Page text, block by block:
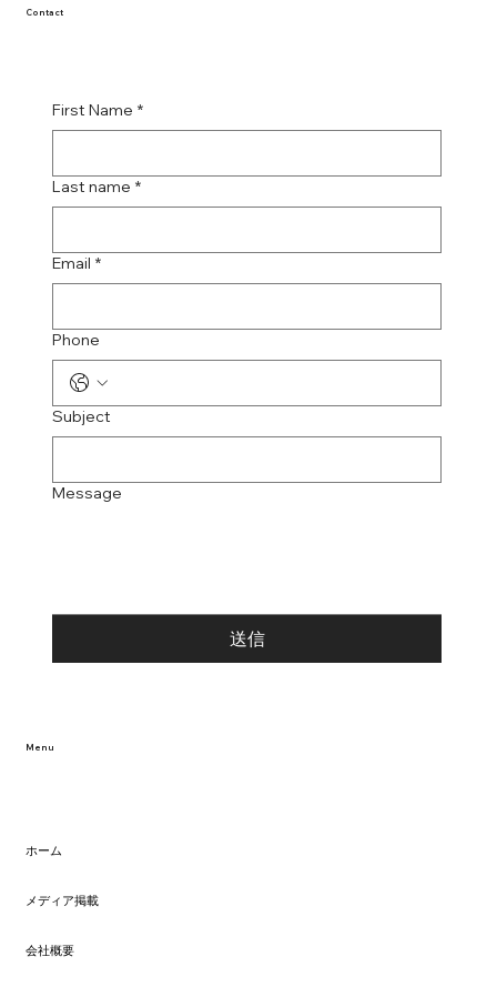
Menu
ホーム
メディア掲載
会社概要
First Name *
Last name *
Email *
Phone
Subject
Message
送信
Contact